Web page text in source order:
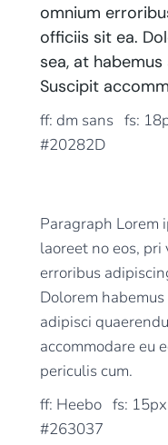
omnium
officiis sit ea.
sea, at
Suscipit
ff: dm sans fs:
#20282D
Paragraph Lorem
laoreet no eos,
erroribus
Dolorem
adipisci
accommodare eu
periculis cum.
ff: Heebo fs:
#263037